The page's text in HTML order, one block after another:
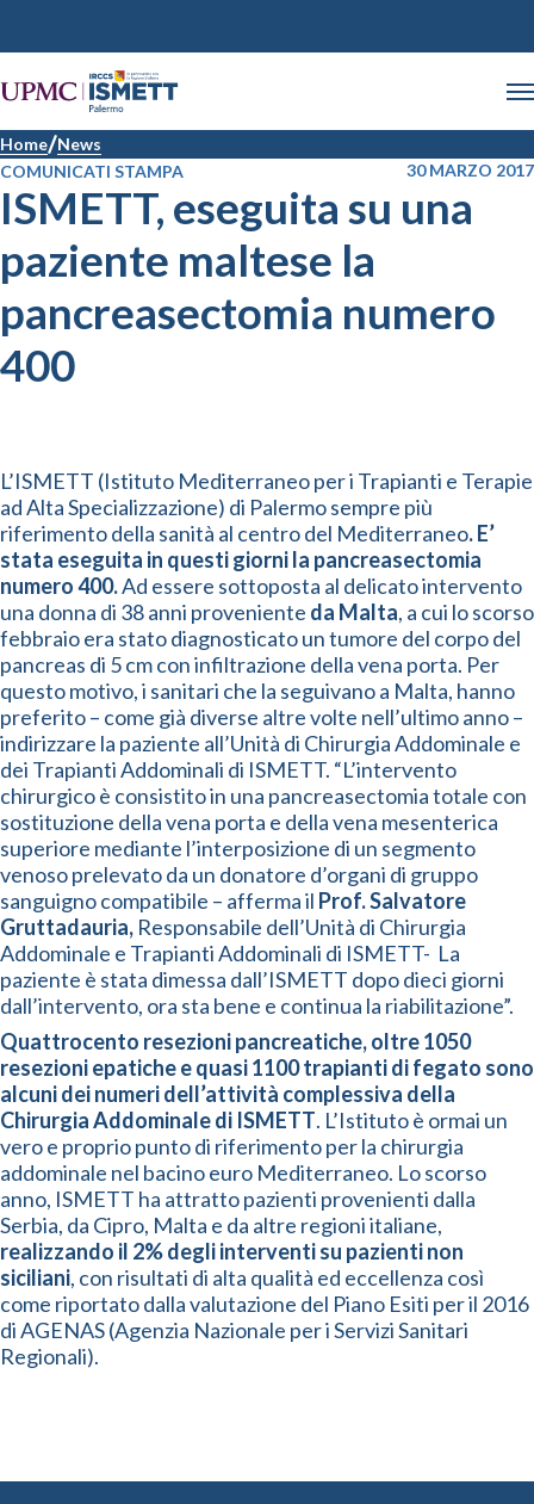
Home News
COMUNICATI STAMPA
30 MARZO 2017
ISMETT, eseguita su una
paziente maltese la
pancreasectomia numero
400
L’ISMETT (Istituto Mediterraneo per i Trapianti e Terapie
ad Alta Specializzazione) di Palermo sempre più
riferimento della sanità al centro del Mediterraneo. E’
stata eseguita in questi giorni la pancreasectomia
numero 400.Ad essere sottoposta al delicato intervento
una donna di 38 anni proveniente da Malta, a cui lo scorso
febbraio era stato diagnosticato un tumore del corpo del
pancreas di 5 cm con infiltrazione della vena porta. Per
questo motivo, i sanitari che la seguivano a Malta, hanno
preferito – come già diverse altre volte nell’ultimo anno –
indirizzare la paziente all’Unità di Chirurgia Addominale e
dei Trapianti Addominali di ISMETT. “L’intervento
chirurgico è consistito in una pancreasectomia totale con
sostituzione della vena porta e della vena mesenterica
superiore mediante l’interposizione di un segmento
venoso prelevato da un donatore d’organi di gruppo
sanguigno compatibile – afferma il Prof. Salvatore
Gruttadauria, Responsabile dell’Unità di Chirurgia
Addominale e Trapianti Addominali di ISMETT- La
paziente è stata dimessa dall’ISMETT dopo dieci giorni
dall’intervento, ora sta bene e continua la riabilitazione”.
Quattrocento resezioni pancreatiche, oltre 1050
resezioni epatiche e quasi 1100 trapianti di fegato sono
alcuni dei numeri dell’attività complessiva della
Chirurgia Addominale di ISMETT. L’Istituto è ormai un
vero e proprio punto di riferimento per la chirurgia
addominale nel bacino euro Mediterraneo. Lo scorso
anno, ISMETT ha attratto pazienti provenienti dalla
Serbia, da Cipro, Malta e da altre regioni italiane,
realizzando il 2% degli interventi su pazienti non
siciliani, con risultati di alta qualità ed eccellenza così
come riportato dalla valutazione del Piano Esiti per il 2016
di AGENAS (Agenzia Nazionale per i Servizi Sanitari
Regionali).